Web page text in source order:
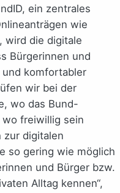
ein zentrales
wie
wird die digitale
Bürgerinnen und
und komfortabler
wir bei der
wo das Bund-
freiwillig sein
zur digitalen
so gering wie möglich
und Bürger bzw.
Alltag kennen“,